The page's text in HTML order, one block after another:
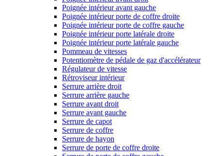
Poignée intérieur avant gauche
Poignée intérieur porte de coffre droite
Poignée intérieur porte de coffre gauche
Poignée intérieur porte latérale droite
Poignée intérieur porte latérale gauche
Pommeau de vitesses
Potentiomètre de pédale de gaz d'accélérateur
Régulateur de vitesse
Rétroviseur intérieur
Serrure arrière droit
Serrure arrière gauche
Serrure avant droit
Serrure avant gauche
Serrure de capot
Serrure de coffre
Serrure de hayon
Serrure de porte de coffre droite